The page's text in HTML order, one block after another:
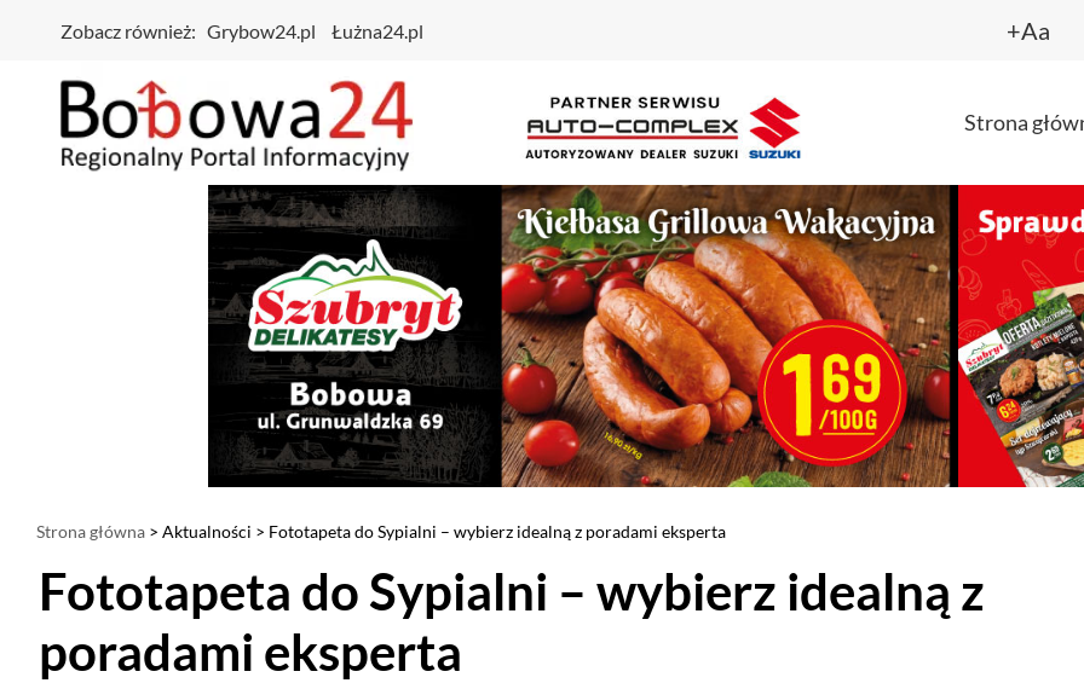
Zobacz również: Grybow24.pl Łużna24.pl +Aa
Strona
Strona główna > Aktualności > Fototapeta do Sypialni – wybierz idealną z poradami eksperta
Fototapeta do Sypialni – wybierz idealną z
poradami eksperta